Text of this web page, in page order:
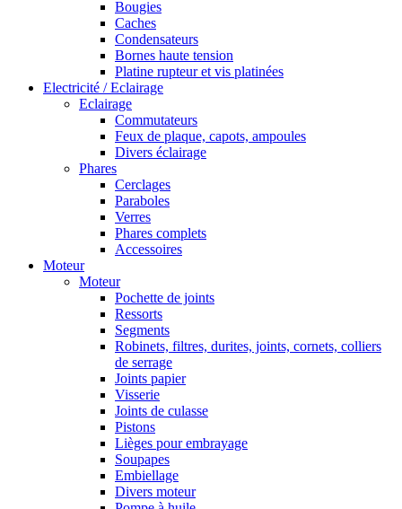
Bougies
Caches
Condensateurs
Bornes haute tension
Platine rupteur et vis platinées
Electricité / Eclairage
Eclairage
Commutateurs
Feux de plaque, capots, ampoules
Divers éclairage
Phares
Cerclages
Paraboles
Verres
Phares complets
Accessoires
Moteur
Moteur
Pochette de joints
Ressorts
Segments
Robinets, filtres, durites, joints, cornets, colliers
de serrage
Joints papier
Visserie
Joints de culasse
Pistons
Lièges pour embrayage
Soupapes
Embiellage
Divers moteur